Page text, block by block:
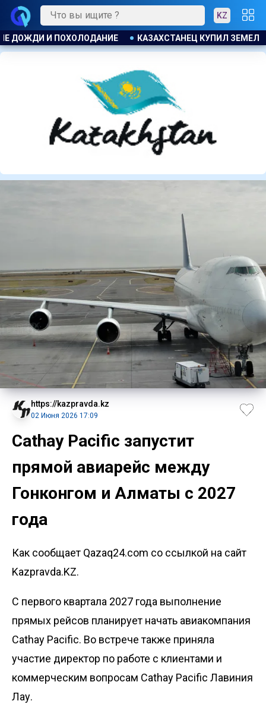
KZ
ЗЕМЕЛЬНЫЙ УЧАСТОК И ОБНАРУЖИЛ НА НЕМ БОЛЬШОЙ
https://kazpravda.kz
02 Июня 2026 17:09
Cathay Pacific запустит
прямой авиарейс между
Гонконгом и Алматы с 2027
года
Как сообщает Qazaq24.com со ссылкой на сайт
Kazpravda.KZ.
С первого квартала 2027 года выполнение
прямых рейсов планирует начать авиакомпания
Cathay Pacific. Во встрече также приняла
участие директор по работе с клиентами и
коммерческим вопросам Cathay Pacific Лавиния
Лау.